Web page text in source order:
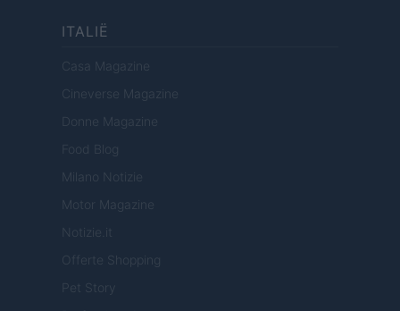
ITALIË
Casa Magazine
Cineverse Magazine
Donne Magazine
Food Blog
Milano Notizie
Motor Magazine
Notizie.it
Offerte Shopping
Pet Story